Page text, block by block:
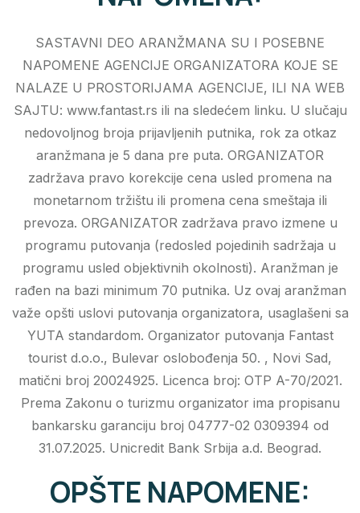
SASTAVNI DEO ARANŽMANA SU I POSEBNE
NAPOMENE AGENCIJE ORGANIZATORA KOJE SE
NALAZE U PROSTORIJAMA AGENCIJE, ILI NA WEB
SAJTU: www.fantast.rs ili na sledećem linku. U slučaju
nedovoljnog broja prijavljenih putnika, rok za otkaz
aranžmana je 5 dana pre puta. ORGANIZATOR
zadržava pravo korekcije cena usled promena na
monetarnom tržištu ili promena cena smeštaja ili
prevoza. ORGANIZATOR zadržava pravo izmene u
programu putovanja (redosled pojedinih sadržaja u
programu usled objektivnih okolnosti). Aranžman je
rađen na bazi minimum 70 putnika. Uz ovaj aranžman
važe opšti uslovi putovanja organizatora, usaglašeni sa
YUTA standardom. Organizator putovanja Fantast
tourist d.o.o., Bulevar oslobođenja 50. , Novi Sad,
matični broj 20024925. Licenca broj: OTP A-70/2021.
Prema Zakonu o turizmu organizator ima propisanu
bankarsku garanciju broj 04777-02 0309394 od
31.07.2025. Unicredit Bank Srbija a.d. Beograd.
OPŠTE NAPOMENE: